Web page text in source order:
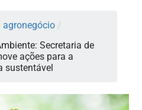
agronegócio /
Secretaria de
ações para a
sustentável